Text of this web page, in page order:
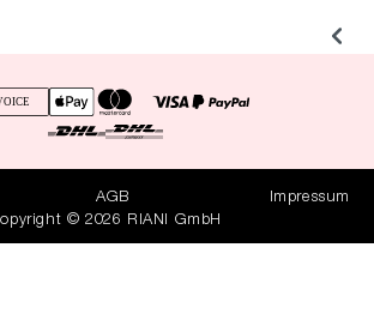
AGB
Impressum
© 2026 RIANI GmbH